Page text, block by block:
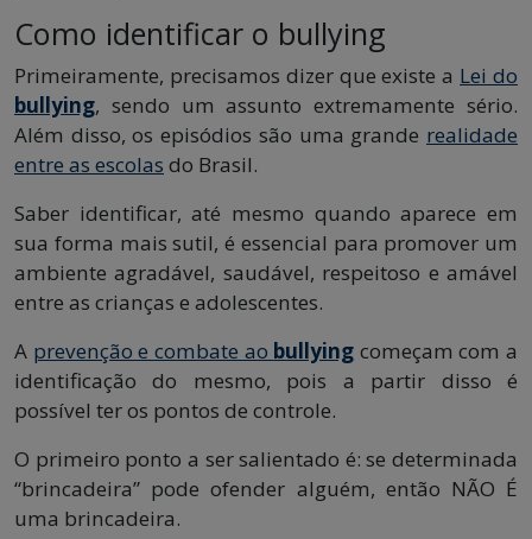
Como identificar o bullying
Primeiramente, precisamos dizer que existe a Lei do
bullying, sendo um assunto extremamente sério.
Além disso, os episódios são uma grande realidade
entre as escolas do Brasil.
Saber identificar, até mesmo quando aparece em
sua forma mais sutil, é essencial para promover um
ambiente agradável, saudável, respeitoso e amável
entre as crianças e adolescentes.
A prevenção e combate ao bullying começam com a
identificação do mesmo, pois a partir disso é
possível ter os pontos de controle.
O primeiro ponto a ser salientado é: se determinada
“brincadeira” pode ofender alguém, então NÃO É
uma brincadeira.